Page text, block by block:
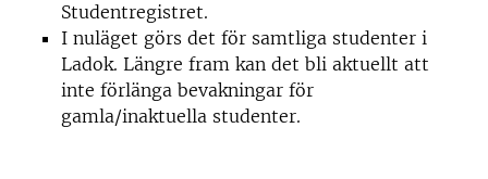
Studentregistret.
I nuläget görs det för samtliga studenter i
Ladok. Längre fram kan det bli aktuellt att
inte förlänga bevakningar för
gamla/inaktuella studenter.